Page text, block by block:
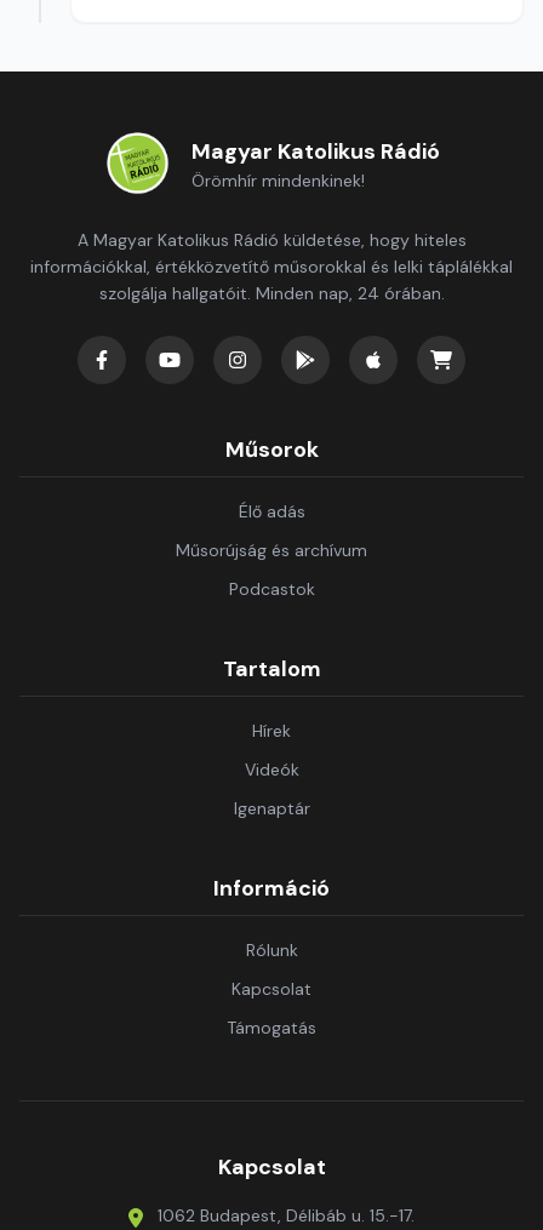
Magyar Katolikus Rádió
Örömhír mindenkinek!
A Magyar Katolikus Rádió küldetése, hogy hiteles
információkkal, értékközvetítő műsorokkal és lelki táplálékkal
szolgálja hallgatóit. Minden nap, 24 órában.
Műsorok
Élő adás
Műsorújság és archívum
Podcastok
Tartalom
Hírek
Videók
Igenaptár
Információ
Rólunk
Kapcsolat
Támogatás
Kapcsolat
1062 Budapest, Délibáb u. 15.-17.